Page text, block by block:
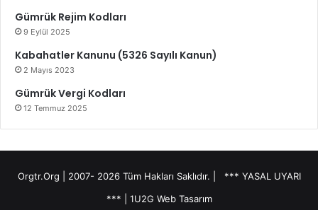
Gümrük Rejim Kodları
9 Eylül 2025
Kabahatler Kanunu (5326 Sayılı Kanun)
2 Mayıs 2023
Gümrük Vergi Kodları
12 Temmuz 2025
Orgtr.Org | 2007- 2026 Tüm Hakları Saklıdır. | *** YASAL UYARI
***
1U2G Web Tasarım